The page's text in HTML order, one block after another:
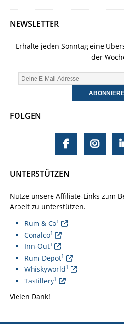
NEWSLETTER
Erhalte jeden Sonntag eine
der
FOLGEN
UNTERSTÜTZEN
Nutze unsere Affiliate-Links zum
Arbeit zu unterstützen.
Rum & Co1
Conalco1
Inn-Out1
Rum-Depot1
Whiskyworld1
Tastillery1
Vielen Dank!